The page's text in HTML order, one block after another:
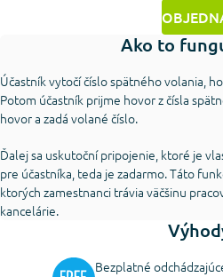
Ako to
Účastník vytočí číslo spätného volania,
Potom účastník prijme hovor z čísla
hovor a zadá volané číslo.
Ďalej sa uskutoční pripojenie, ktoré je
pre účastníka, teda je zadarmo. Táto
ktorých zamestnanci trávia väčšinu
kancelárie.
Bezplatné